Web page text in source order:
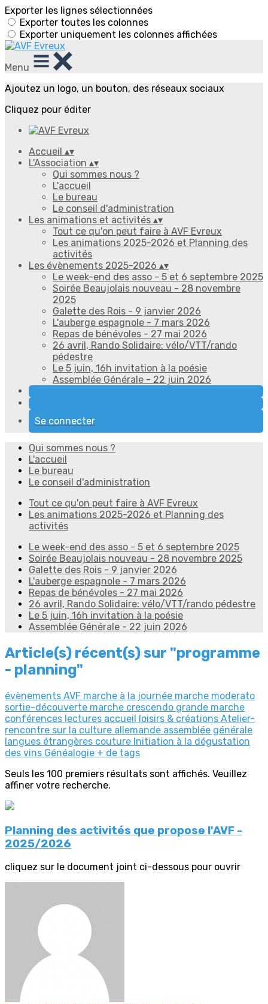
Exporter les lignes sélectionnées
Exporter toutes les colonnes
Exporter uniquement les colonnes affichées
Menu
Ajoutez un logo, un bouton, des réseaux sociaux
Cliquez pour éditer
Accueil ▴▾
L'Association ▴▾
Qui sommes nous ?
L'accueil
Le bureau
Le conseil d'administration
Les animations et activités ▴▾
Tout ce qu'on peut faire à AVF Evreux
Les animations 2025-2026 et Planning des
activités
Les évènements 2025-2026 ▴▾
Le week-end des asso - 5 et 6 septembre 2025
Soirée Beaujolais nouveau - 28 novembre
2025
Galette des Rois - 9 janvier 2026
L'auberge espagnole - 7 mars 2026
Repas de bénévoles - 27 mai 2026
26 avril, Rando Solidaire: vélo/VTT/rando
pédestre
Le 5 juin, 16h invitation à la poésie
Assemblée Générale - 22 juin 2026
Se connecter
Qui sommes nous ?
L'accueil
Le bureau
Le conseil d'administration
Tout ce qu'on peut faire à AVF Evreux
Les animations 2025-2026 et Planning des
activités
Le week-end des asso - 5 et 6 septembre 2025
Soirée Beaujolais nouveau - 28 novembre 2025
Galette des Rois - 9 janvier 2026
L'auberge espagnole - 7 mars 2026
Repas de bénévoles - 27 mai 2026
26 avril, Rando Solidaire: vélo/VTT/rando pédestre
Le 5 juin, 16h invitation à la poésie
Assemblée Générale - 22 juin 2026
Article(s) récent(s) sur "programme
- planning"
évènements AVF marche à la journée marche moderato
sortie-découverte marche crescendo grande marche
conférences lectures accueil loisirs & créations Atelier-
rencontre sur la culture allemande assemblée générale
langues étrangères couture Initiation à la dégustation
des vins Généalogie + de tags
Seuls les 100 premiers résultats sont affichés. Veuillez
affiner votre recherche.
Planning des activités que propose l'AVF -
2025/2026
cliquez sur le document joint ci-dessous pour ouvrir